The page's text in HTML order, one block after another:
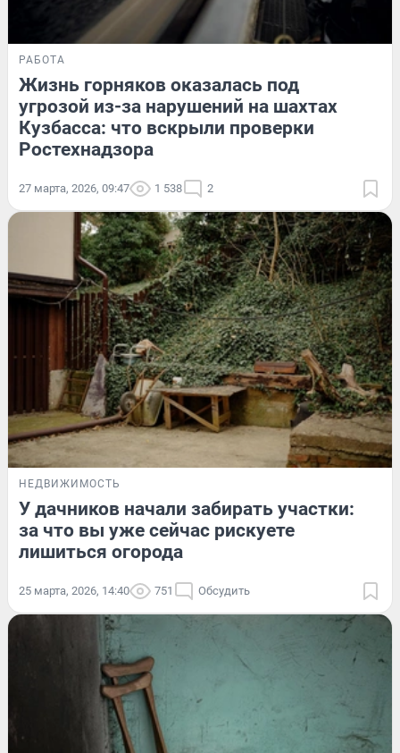
РАБОТА
Жизнь горняков оказалась под
угрозой из-за нарушений на шахтах
Кузбасса: что вскрыли проверки
Ростехнадзора
27 марта, 2026, 09:47 1 538 2
НЕДВИЖИМОСТЬ
У дачников начали забирать участки:
за что вы уже сейчас рискуете
лишиться огорода
25 марта, 2026, 14:40 751 Обсудить